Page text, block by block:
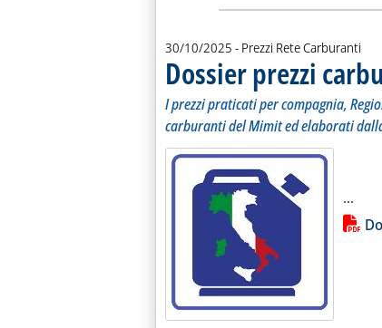
30/10/2025 - Prezzi Rete Carburanti
Dossier prezzi
I prezzi praticati per compagnia,
carburanti del Mimit ed elaborati
...
Lista allegati PDF alla